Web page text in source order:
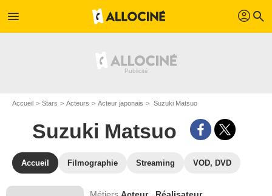
menu profil search
Accueil Stars Acteurs Acteur japonais Suzuki Matsuo
Suzuki Matsuo
Accueil Filmographie Streaming VOD, DVD